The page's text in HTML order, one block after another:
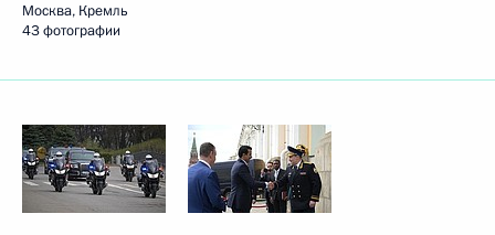
Москва, Кремль
43 фотографии